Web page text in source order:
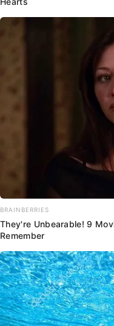
BRAINBERRIES
They're Unbearable! 9
Remember